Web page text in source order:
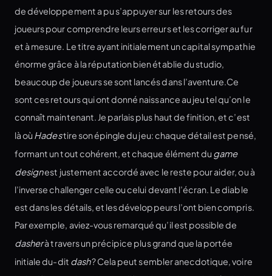
de développement a pu s’appuyer sur les retours des
joueurs pour comprendre leurs erreurs et les corriger au fur
et à mesure. Le titre ayant initialement un capital sympathie
énorme grâce à la réputation bien établie du studio,
beaucoup de joueurs se sont lancés dans l’aventure.Ce
sont ces retours qui ont donné naissance au jeu tel qu’on le
connaît maintenant. Je parlais plus haut de finition, et c’est
là où Hadestire son épingle du jeu: chaque détail est pensé,
formant un tout cohérent, et chaque élément du game
designest justement accordé avec le reste pour aider, ou à
l’inverse challenger celle ou celui devant l’écran. Le diable
est dans les détails, et les développeurs l’ont bien compris.
Par exemple, aviez-vous remarqué qu’il est possible de
dasherà travers un précipice plus grand que la portée
initiale du-dit dash? Cela peut sembler anecdotique, voire